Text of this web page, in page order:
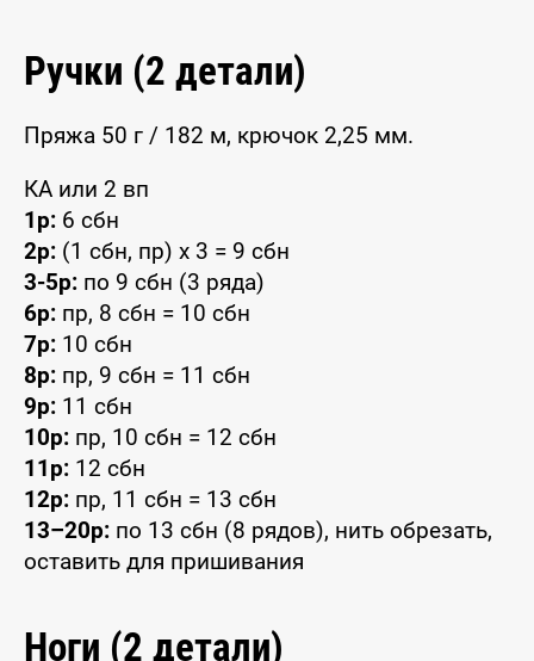
Ручки (2 детали)
Пряжа 50 г / 182 м, крючок 2,25 мм.
КА или 2 вп
1р: 6 сбн
2р: (1 сбн, пр) x 3 = 9 сбн
3-5р: по 9 сбн (3 ряда)
6р: пр, 8 сбн = 10 сбн
7р: 10 сбн
8р: пр, 9 сбн = 11 сбн
9р: 11 сбн
10р: пр, 10 сбн = 12 сбн
11р: 12 сбн
12р: пр, 11 сбн = 13 сбн
13–20р: по 13 сбн (8 рядов), нить обрезать,
оставить для пришивания
Ноги (2 детали)